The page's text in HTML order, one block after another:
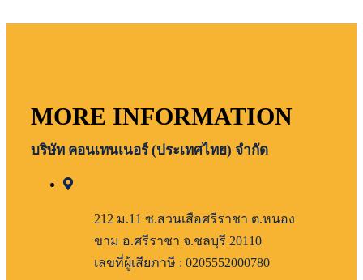
MORE INFORMATION
บริษัท คอนเทนเนอร์ (ประเทศไทย) จำกัด
212 ม.11 ซ.สวนเสือศรีราชา ต.หนอง
ขาม อ.ศรีราชา จ.ชลบุรี 20110
เลขที่ผู้เสียภาษี : 0205552000780